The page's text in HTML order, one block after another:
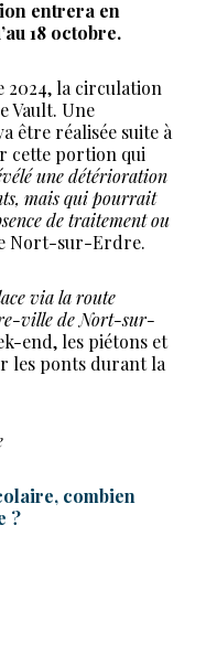
entrera en
18 octobre.
2024, la circulation
Vault. Une
être réalisée suite à
cette portion qui
une détérioration
mais qui pourrait
de traitement ou
Nort-sur-Erdre.
via la route
ville de Nort-sur-
end, les piétons et
les ponts durant la
combien
?